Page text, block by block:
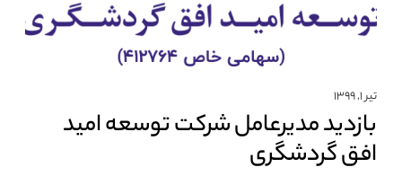
تیر ۱, ۱۳۹۹
بازدید مدیرعامل شرکت توسعه امید
افق گردشگری